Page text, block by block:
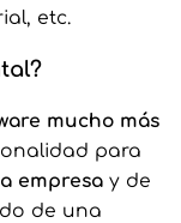
etc.
mucho más
para
empresay de
de una